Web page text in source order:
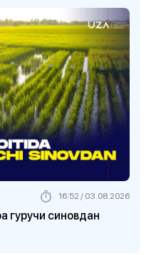
гуручи синовдан
16:52 / 03.08.2026